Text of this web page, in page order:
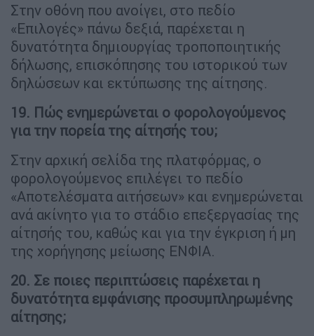
Στην οθόνη που ανοίγει, στο πεδίο
«Επιλογές» πάνω δεξιά, παρέχεται η
δυνατότητα δημιουργίας τροποποιητικής
δήλωσης, επισκόπησης του ιστορικού των
δηλώσεων και εκτύπωσης της αίτησης.
19. Πώς ενημερώνεται ο φορολογούμενος
για την πορεία της αίτησής του;
Στην αρχική σελίδα της πλατφόρμας, ο
φορολογούμενος επιλέγει το πεδίο
«Αποτελέσματα αιτήσεων» και ενημερώνεται
ανά ακίνητο για το στάδιο επεξεργασίας της
αίτησής του, καθώς και για την έγκριση ή μη
της χορήγησης μείωσης ΕΝΦΙΑ.
20. Σε ποιες περιπτώσεις παρέχεται η
δυνατότητα εμφάνισης προσυμπληρωμένης
αίτησης;